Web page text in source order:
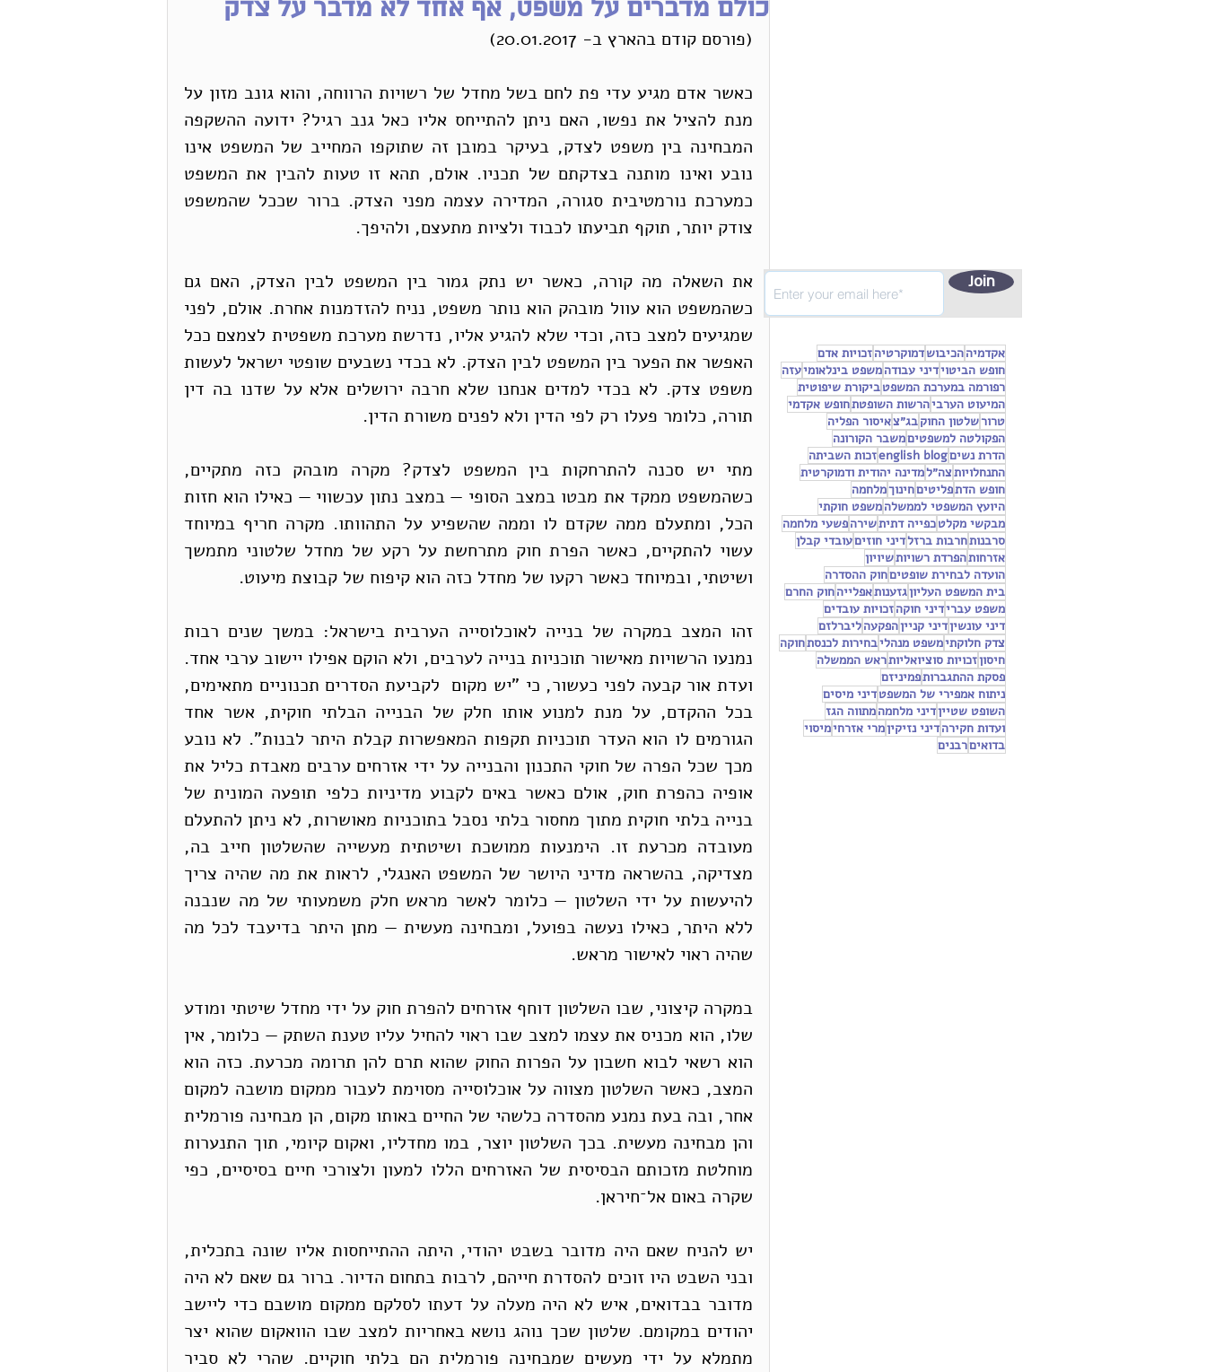
אקדמיההכיבושדמוקרטיהזכויות אדם
חופש הביטוידיני עבודהמשפט בינלאומיעזה
רפורמה במערכת המשפטביקורת שיפוטית
המיעוט הערביהרשות השופטתחופש אקדמי
טרורשלטון החוקבג״צאיסור הפליה
הפקולטה למשפטיםמשבר הקורונה
הדרת נשיםenglish blogזכות השביתה
התנחלויותצה״למדינה יהודית ודמוקרטית
חופש הדתפליטיםחינוךמלחמה
היועץ המשפטי לממשלהמשפט חוקתי
מבקשי מקלטכפייה דתיתשירהפשעי מלחמה
סרבנותחרבות ברזלדיני חוזיםעובדי קבלן
אזרחותהפרדת רשויותשיויון
הועדה לבחירת שופטיםחוק ההסדרה
בית המשפט העליוןגזענותאפלייהחוק החרם
משפט עברידיני חוקהזכויות עובדים
דיני עונשיןדיני קנייןהפקעהליברלזם
צדק חלוקתימשפט מנהליבחירות לכנסתחוקה
חיסוןזכויות סוציואליותראש הממשלה
פסקת ההתגברותפמיניזם
ניתוח אמפירי של המשפטדיני מיסים
השופט שטייןדיני מלחמהמתווה הגז
ועדות חקירהדיני נזיקיןמרי אזרחימיסוי
בדואיםרבנים
כולם מדברים על משפט, אף אחד לא מדבר על צדק
(פורסם קודם בהארץ ב- 20.01.2017)
צודק יותר, תוקף תביעתו לכבוד ולציות מתעצם, ולהיפך.
תורה, כלומר פעלו רק לפי הדין ולא לפנים משורת הדין.
ושיטתי, ובמיוחד כאשר רקעו של מחדל כזה הוא קיפוח של קבוצת מיעוט.
שהיה ראוי לאישור מראש.
שקרה באום אל־חיראן.
Join